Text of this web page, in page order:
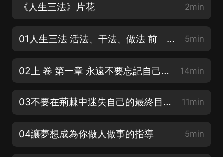
《人生三法》片花 2min
01人生三法 活法、干法、做法 前 言 5min
02上 卷 第一章 永遠不要忘記自己的夢 夢想是成功者的必備行囊 14min
03不要在荊棘中迷失自己的最終目標 11min
04讓夢想成為你做人做事的指導 5min